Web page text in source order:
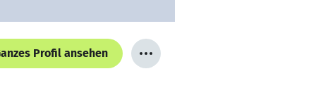
Profil ansehen